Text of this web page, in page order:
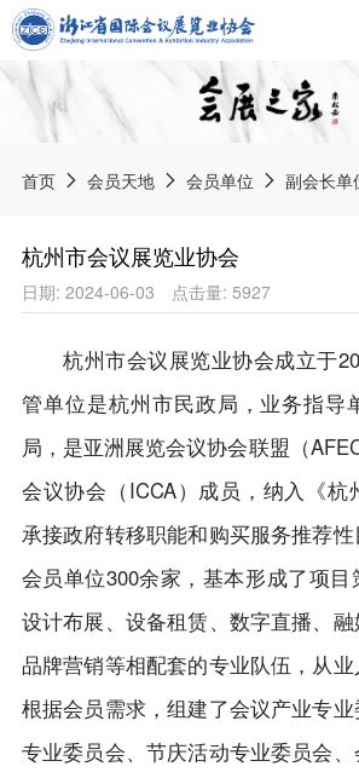
首页
关于协会
组织架构
获奖荣誉
最新动态
通知公告
协会动态
会展资讯
展会信息
境内展会
境外展会
会展政策
报告刊物
会展之家
中国会展产业年度报告
浙江会展业发展报告
会员天地
协会章程
入会申请
会员单位
会长单位
副会长单位
理事单位
普通会员单位
会展标准
《数字贸易展会知识产权服务
会展服务（布展工程）临时搭建
规范
出国展服务规范
智库专家
党建之窗
党建新闻
制度规定
联系我们
首页 会员天地 会员单位 副会长单
杭州市会议展览业协会
日期: 2024-06-03 点击量: 5927
杭州市会议展览业协会成立于
管单位是杭州市民政局，业务指导
局，是亚洲展览会议协会联盟（
会议协会（ICCA）成员，纳入《杭
承接政府转移职能和购买服务推荐
会员单位300余家，基本形成了项目
设计布展、设备租赁、数字直播、融
品牌营销等相配套的专业队伍，从
根据会员需求，组建了会议产业专
专业委员会、节庆活动专业委员会